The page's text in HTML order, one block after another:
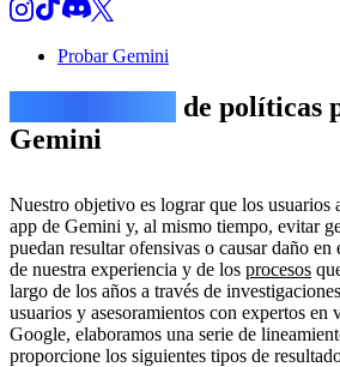
Probar Gemini
de políticas
Gemini
Nuestro objetivo es lograr que los usuarios
app de Gemini y, al mismo tiempo, evitar
puedan resultar ofensivas o causar daño
de nuestra experiencia y de los procesos
largo de los años a través de
usuarios y asesoramientos con expertos en
Google, elaboramos una serie de
proporcione los siguientes tipos de